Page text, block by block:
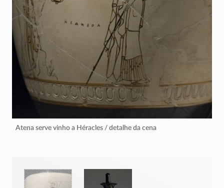
Atena serve vinho a Héracles / detalhe da cena